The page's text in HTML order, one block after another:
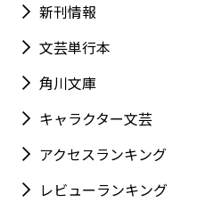
新刊情報
文芸単行本
角川文庫
キャラクター文芸
アクセスランキング
レビューランキング